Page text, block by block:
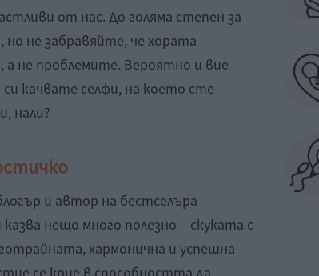
от нас. До голяма степен за
не забравяйте, че хората
не проблемите. Вероятно и вие
качвате селфи, на което сте
нали?
и автор на бестселъра
нещо много полезно – скуката с
хармонична и успешна